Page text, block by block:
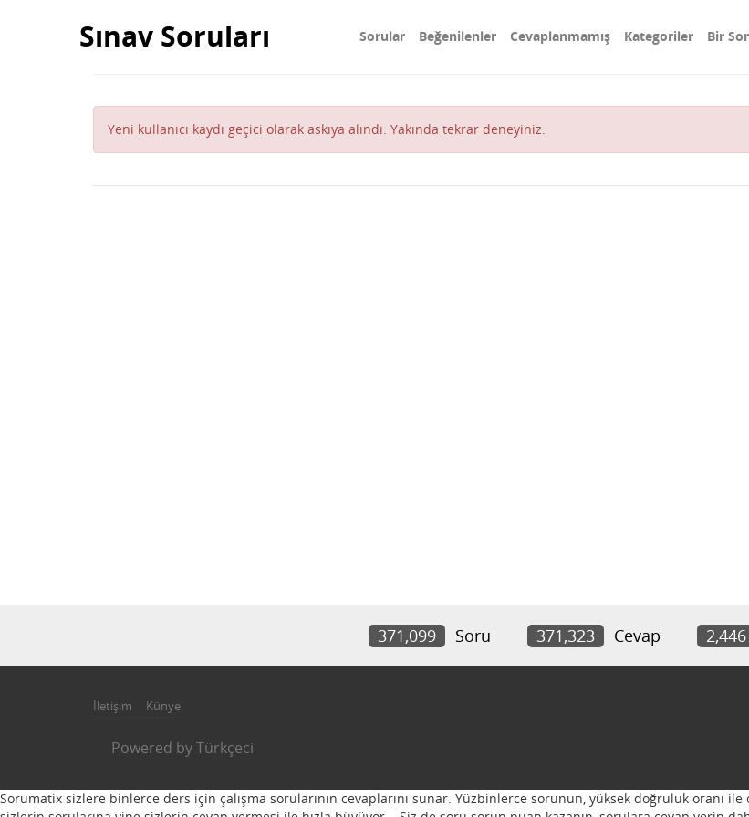
Sınav Soruları Sorular Beğenilenler Cevaplanmamış Kategoriler Bir
Yeni kullanıcı kaydı geçici olarak askıya alındı. Yakında tekrar deneyiniz.
371,099 Soru 371,323 Cevap 2,446
İletişim Künye
Powered byTürkçeci
Sorumatix sizlere binlerce ders için çalışma sorularının cevaplarını sunar. Yüzbinlerce sorunun, yüksek doğruluk oranı ile